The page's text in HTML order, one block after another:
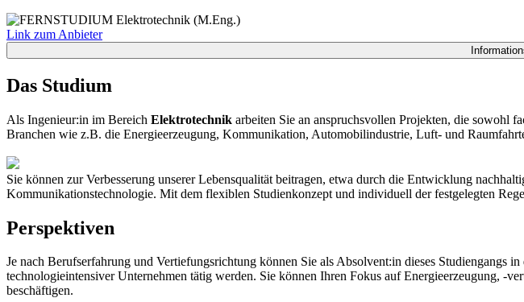
Link zum Anbieter
Das Studium
Als Ingenieur:in im Bereich Elektrotechnik arbeiten Sie an anspruchsvollen Projekten, die sowohl
Branchen wie z.B. die Energieerzeugung, Kommunikation, Automobilindustrie, Luft- und
Sie können zur Verbesserung unserer Lebensqualität beitragen, etwa durch die Entwicklung
Kommunikationstechnologie. Mit dem flexiblen Studienkonzept und individuell der festgelegten
Perspektiven
Je nach Berufserfahrung und Vertiefungsrichtung können Sie als Absolvent:in dieses Studiengangs in
technologieintensiver Unternehmen tätig werden. Sie können Ihren Fokus auf Energieerzeugung, -
beschäftigen.